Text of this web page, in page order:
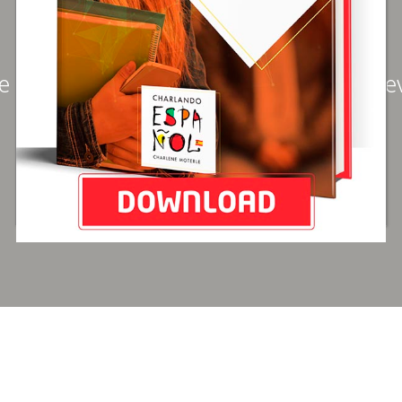
MailChimp for WordPress: Form